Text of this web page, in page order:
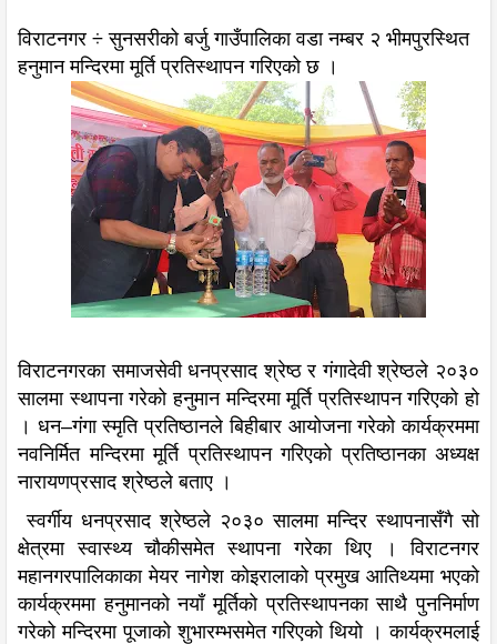
विराटनगर ÷ सुनसरीको बर्जु गाउँपालिका वडा नम्बर २ भीमपुरस्थित
हनुमान मन्दिरमा मूर्ति प्रतिस्थापन गरिएको छ ।
विराटनगरका समाजसेवी धनप्रसाद श्रेष्ठ र गंगादेवी श्रेष्ठले २०३०
सालमा स्थापना गरेको हनुमान मन्दिरमा मूर्ति प्रतिस्थापन गरिएको हो
। धन–गंगा स्मृति प्रतिष्ठानले बिहीबार आयोजना गरेको कार्यक्रममा
नवनिर्मित मन्दिरमा मूर्ति प्रतिस्थापन गरिएको प्रतिष्ठानका अध्यक्ष
नारायणप्रसाद श्रेष्ठले बताए ।
स्वर्गीय धनप्रसाद श्रेष्ठले २०३० सालमा मन्दिर स्थापनासँगै सो
क्षेत्रमा स्वास्थ्य चौकीसमेत स्थापना गरेका थिए । विराटनगर
महानगरपालिकाका मेयर नागेश कोइरालाको प्रमुख आतिथ्यमा भएको
कार्यक्रममा हनुमानको नयाँ मूर्तिको प्रतिस्थापनका साथै पुननिर्माण
गरेको मन्दिरमा पूजाको शुभारम्भसमेत गरिएको थियो । कार्यक्रमलाई